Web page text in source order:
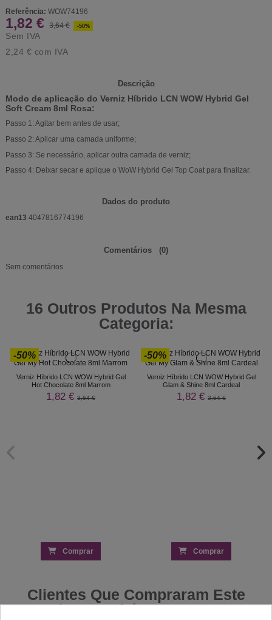
Referência: WOW74196
1,82 € 3,64 € -50%
Sem IVA
2,24 € com IVA
Descrição
Modo de aplicação do Verniz Híbrido LCN WOW Hybrid Gel
Soft Cream 8ml Rosa:
Passo 1: Agitar bem antes de usar;
Passo 2: Aplicar uma camada uniforme;
Passo 3: Se necessário, aplicar outra camada de verniz;
Passo 4: Deixar secar e aplique o WoW Hybrid Gel Top Coat para finalizar.
Dados do produto
ean13 4047816774196
Comentários (0)
Sem comentários
16 Outros Produtos Na Mesma
Categoria:
-50%
Verniz Híbrido LCN WOW Hybrid Gel
Hot Chocolate 8ml Marrom
1,82 € 3,64 €
Comprar
-50%
Verniz Híbrido LCN WOW Hybrid Gel
Glam & Shine 8ml Cardeal
1,82 € 3,64 €
Comprar
Clientes Que Compraram Este
Produto Também Compraram: